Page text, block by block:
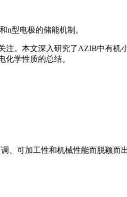
n型电极的储能机制。
注。本文深入研究了AZIB中有机
学性质的总结。
、可加工性和机械性能而脱颖而